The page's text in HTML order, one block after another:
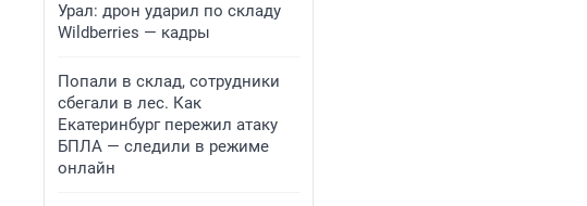
Урал: дрон ударил по складу
Wildberries — кадры
Попали в склад, сотрудники
сбегали в лес. Как
Екатеринбург пережил атаку
БПЛА — следили в режиме
онлайн